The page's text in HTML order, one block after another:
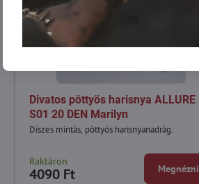
Divatos pöttyös harisnya ALLURE
S01 20 DEN Marilyn
Díszes mintás, pöttyös harisnyanadrág.
Raktáron
4090 Ft Megnézni